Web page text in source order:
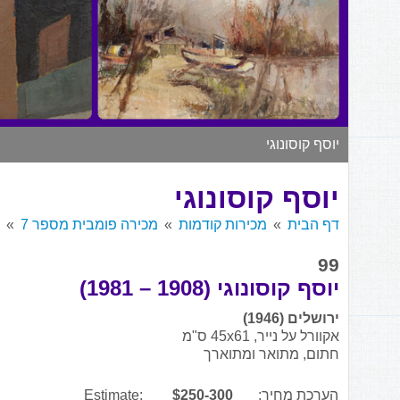
יוסף קוסונוגי
יוסף קוסונוגי
דף הבית מכירות קודמות מכירה פומבית מספר 7
99
יוסף קוסונוגי (1908 – 1981)
ירושלים (1946)
אקוורל על נייר, 45x61 ס"מ
חתום, מתואר ומתוארך
הערכת מחיר: $250-300
Estimate: